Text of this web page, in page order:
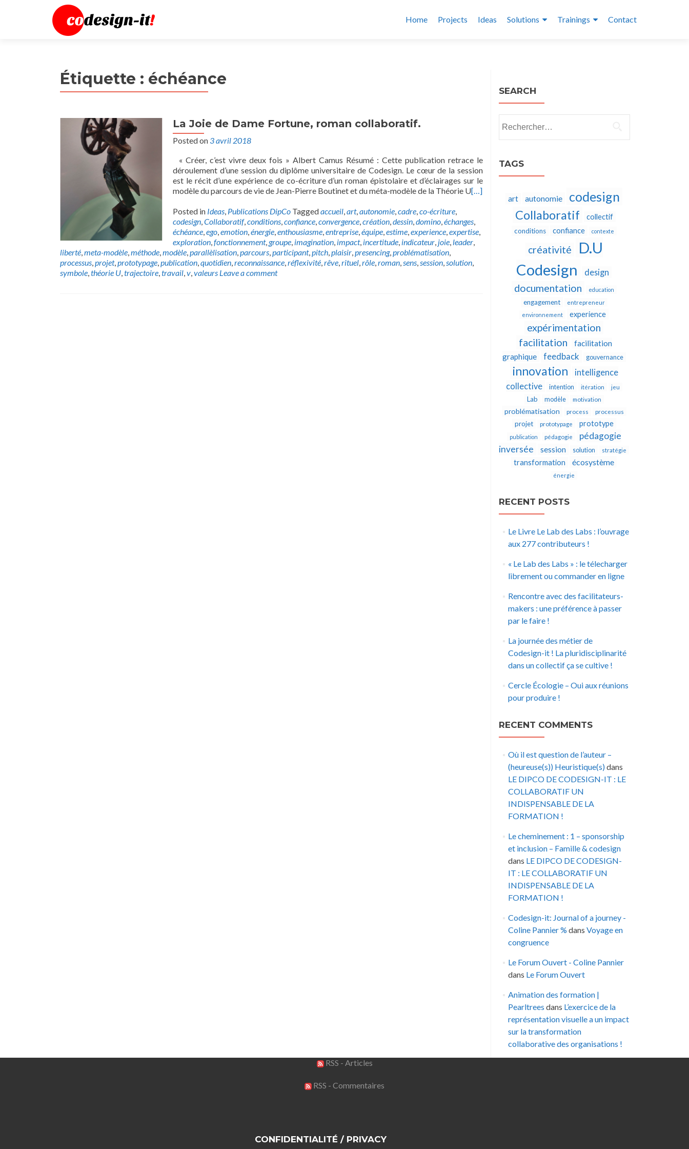
Home Projects Ideas Solutions Trainings Contact
Étiquette : échéance
La Joie de Dame Fortune, roman collaboratif.
Posted on 3 avril 2018
« Créer, c’est vivre deux fois » Albert Camus Résumé : Cette publication retrace le
déroulement d’une session du diplôme universitaire de Codesign. Le cœur de la session
est le récit d’une expérience de co-écriture d’un roman épistolaire et d’éclairages sur le
modèle du parcours de vie de Jean-Pierre Boutinet et du méta-modèle de la Théorie U[…]
Posted in Ideas, Publications DipCo Taggedaccueil,art,autonomie,cadre,co-écriture,
codesign,Collaboratif,conditions,confiance,convergence,création,dessin,domino,échanges,
échéance,ego,emotion,énergie,enthousiasme,entreprise,équipe,estime,experience,expertise,
exploration,fonctionnement,groupe, imagination, impact, incertitude, indicateur, joie, leader,
liberté,meta-modèle,méthode,modèle,parallèlisation,parcours,participant,pitch,plaisir,presencing,problématisation,
processus,projet,prototypage,publication,quotidien,reconnaissance,réflexivité,rêve,rituel,rôle,roman,sens,session,solution,
symbole,théorie U,trajectoire,travail,v,valeurs Leave a comment
SEARCH
TAGS
art autonomie codesign
Collaboratif collectif
conditions confiance contexte
créativité
D.U
Codesign
design
documentation education
engagement
entrepreneur
environnement
experience
expérimentation
facilitation
facilitation
graphique
feedback gouvernance
innovation
intelligence
collective
intention itération jeu
Lab modèle motivation
problématisation process processus
projet prototypage prototype
publication pédagogie
pédagogie
inversée
session solution stratégie
transformation écosystème
énergie
RECENT POSTS
Le Livre Le Lab des Labs : l’ouvrage
aux 277 contributeurs !
« Le Lab des Labs » : le télecharger
librement ou commander en ligne
Rencontre avec des facilitateurs-
makers : une préférence à passer
par le faire !
La journée des métier de
Codesign-it ! La pluridisciplinarité
dans un collectif ça se cultive !
Cercle Écologie – Oui aux réunions
pour produire !
RECENT COMMENTS
Où il est question de l’auteur –
(heureuse(s)) Heuristique(s)dans
LE DIPCO DE CODESIGN-IT : LE
COLLABORATIF UN
INDISPENSABLE DE LA
FORMATION !
Le cheminement : 1 – sponsorship
et inclusion – Famille & codesign
dans LE DIPCO DE CODESIGN-
IT : LE COLLABORATIF UN
INDISPENSABLE DE LA
FORMATION !
Codesign-it: Journal of a journey -
Coline Pannier % dans Voyage en
congruence
Le Forum Ouvert - Coline Pannier
dans Le Forum Ouvert
Animation des formation |
Pearltrees dans L’exercice de la
représentation visuelle a un impact
sur la transformation
collaborative des organisations !
RSS - Articles
RSS - Commentaires
CONFIDENTIALITÉ / PRIVACY